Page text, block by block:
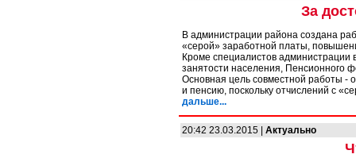
За
В администрации района создана
«серой» заработной платы,
Кроме специалистов администрации
занятости населения, Пенсионного
Основная цель совместной работы -
и пенсию, поскольку отчислений с
дальше...
20:42 23.03.2015 | Актуально